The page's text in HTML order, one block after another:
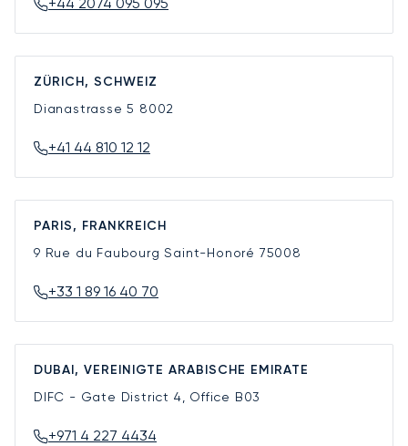
+44 2074 095 095
ZÜRICH, SCHWEIZ
Dianastrasse 5 8002
+41 44 810 12 12
PARIS, FRANKREICH
9 Rue du Faubourg Saint-Honoré 75008
+33 1 89 16 40 70
DUBAI, VEREINIGTE ARABISCHE EMIRATE
DIFC - Gate District 4, Office B03
+971 4 227 4434